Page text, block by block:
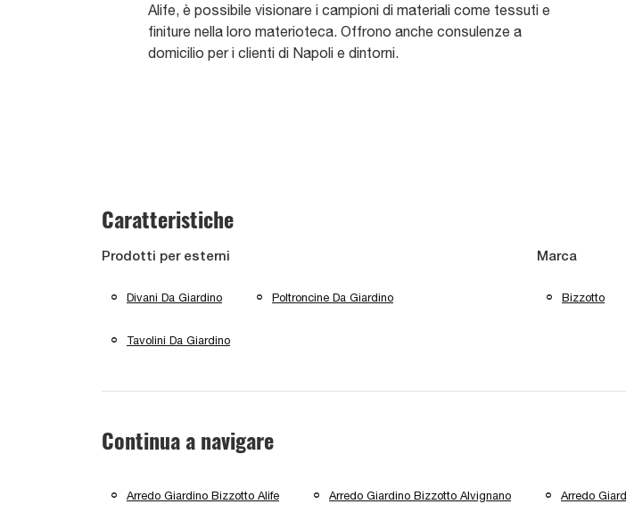
Alife, è possibile visionare i campioni di materiali come tessuti e
finiture nella loro materioteca. Offrono anche consulenze a
domicilio per i clienti di Napoli e dintorni.
Caratteristiche
Prodotti per esterni
Divani Da Giardino Poltroncine Da Giardino
Tavolini Da Giardino
Marca
Bizzotto
Continua a navigare
Arredo Giardino Bizzotto Alife Arredo Giardino Bizzotto Alvignano Arredo